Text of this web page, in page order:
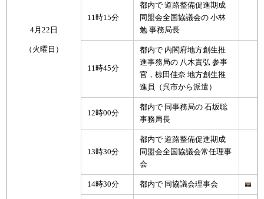
4月22日
（火曜日）
11時15分
都内で 道路整備促進期成
同盟会全国協議会の 小林
勉 事務局長
11時45分
都内で 内閣府地方創生推
進事務局の 八木貴弘 参事
官，椋田佳奈 地方創生推
進員（呉市から派遣）
12時00分
都内で 同事務局の 石坂聡
事務局長
13時30分
都内で 道路整備促進期成
同盟会全国協議会常任理事
会
14時30分 都内で 同協議会理事会